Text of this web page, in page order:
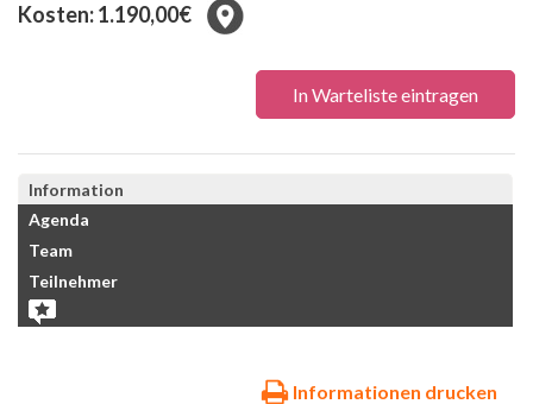
Kosten: 1.190,00€
In Warteliste eintragen
Information
Agenda
Team
Teilnehmer
Informationen drucken